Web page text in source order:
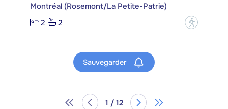
Montréal (Rosemont/La Petite-Patrie)
2
2 ?
Sauvegarder
1 / 12